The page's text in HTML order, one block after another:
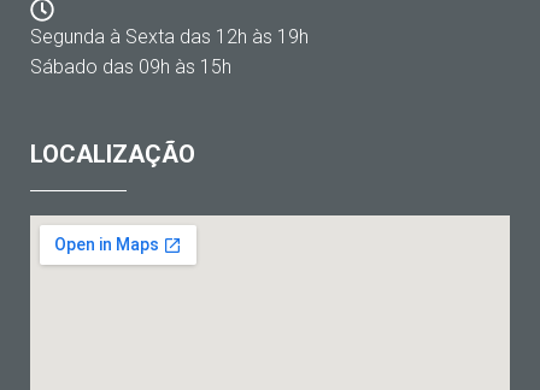
Segunda à Sexta das 12h às 19h
Sábado das 09h às 15h
LOCALIZAÇÃO